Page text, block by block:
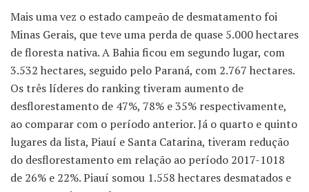
Mais uma vez o estado campeão de desmatamento foi
Minas Gerais, que teve uma perda de quase 5.000 hectares
de floresta nativa. A Bahia ficou em segundo lugar, com
3.532 hectares, seguido pelo Paraná, com 2.767 hectares.
Os três líderes do ranking tiveram aumento de
desflorestamento de 47%, 78% e 35% respectivamente,
ao comparar com o período anterior. Já o quarto e quinto
lugares da lista, Piauí e Santa Catarina, tiveram redução
do desflorestamento em relação ao período 2017-1018
de 26% e 22%. Piauí somou 1.558 hectares desmatados e